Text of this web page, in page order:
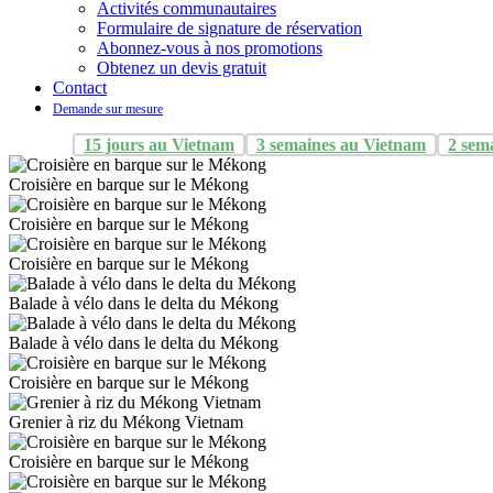
Activités communautaires
Formulaire de signature de réservation
Abonnez-vous à nos promotions
Obtenez un devis gratuit
Contact
Demande sur mesure
15 jours au Vietnam 3 semaines au Vietnam 2
Croisière en barque sur le Mékong
Croisière en barque sur le Mékong
Croisière en barque sur le Mékong
Balade à vélo dans le delta du Mékong
Balade à vélo dans le delta du Mékong
Croisière en barque sur le Mékong
Grenier à riz du Mékong Vietnam
Croisière en barque sur le Mékong